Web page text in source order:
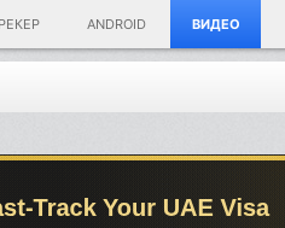
ANDROID ВИДЕО